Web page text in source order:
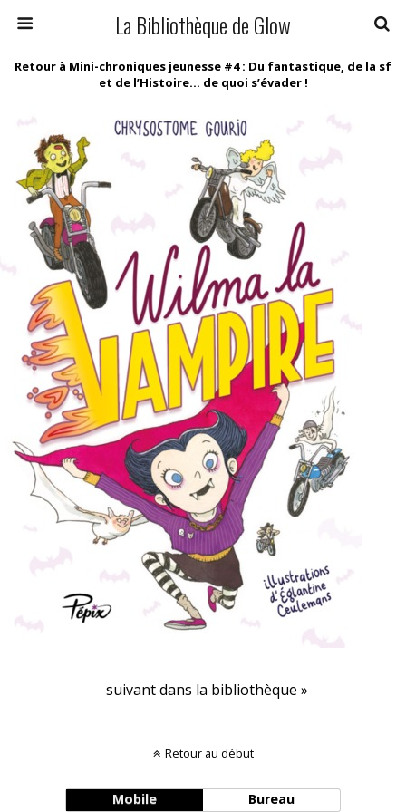
La Bibliothèque de Glow
Retour à Mini-chroniques jeunesse #4 : Du fantastique, de la sf
et de l’Histoire… de quoi s’évader !
suivant dans la bibliothèque »
Retour au début
Mobile Bureau